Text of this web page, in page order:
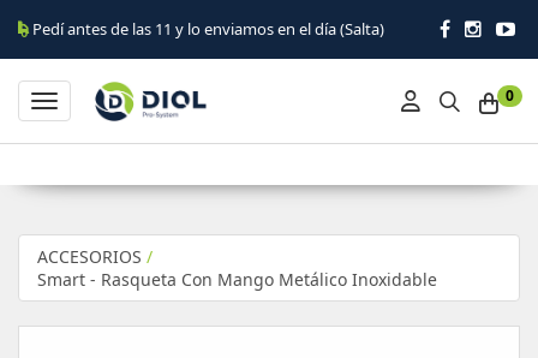
de las 11 y lo enviamos en el día (Salta)
0
Toggle navigation
ACCESORIOS /
Smart - Rasqueta Con Mango Metálico Inoxidable